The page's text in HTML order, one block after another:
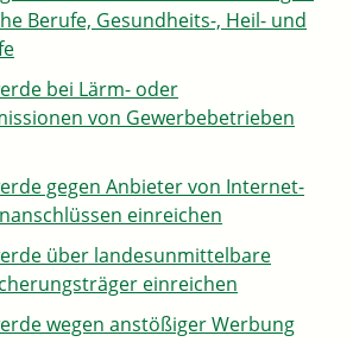
Berufe, Gesundheits-, Heil- und
bei Lärm- oder
von Gewerbebetrieben
gegen Anbieter von Internet-
einreichen
über landesunmittelbare
einreichen
wegen anstößiger Werbung